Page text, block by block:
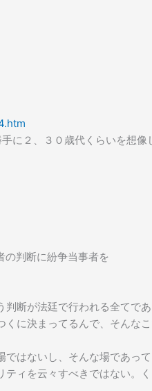
に２、３０歳代くらいを想像
の判断に紛争当事者を
断が法廷で行われる全てであ
に決まってるんで、そんな
はないし、そんな場であっ
ィを云々すべきではない。